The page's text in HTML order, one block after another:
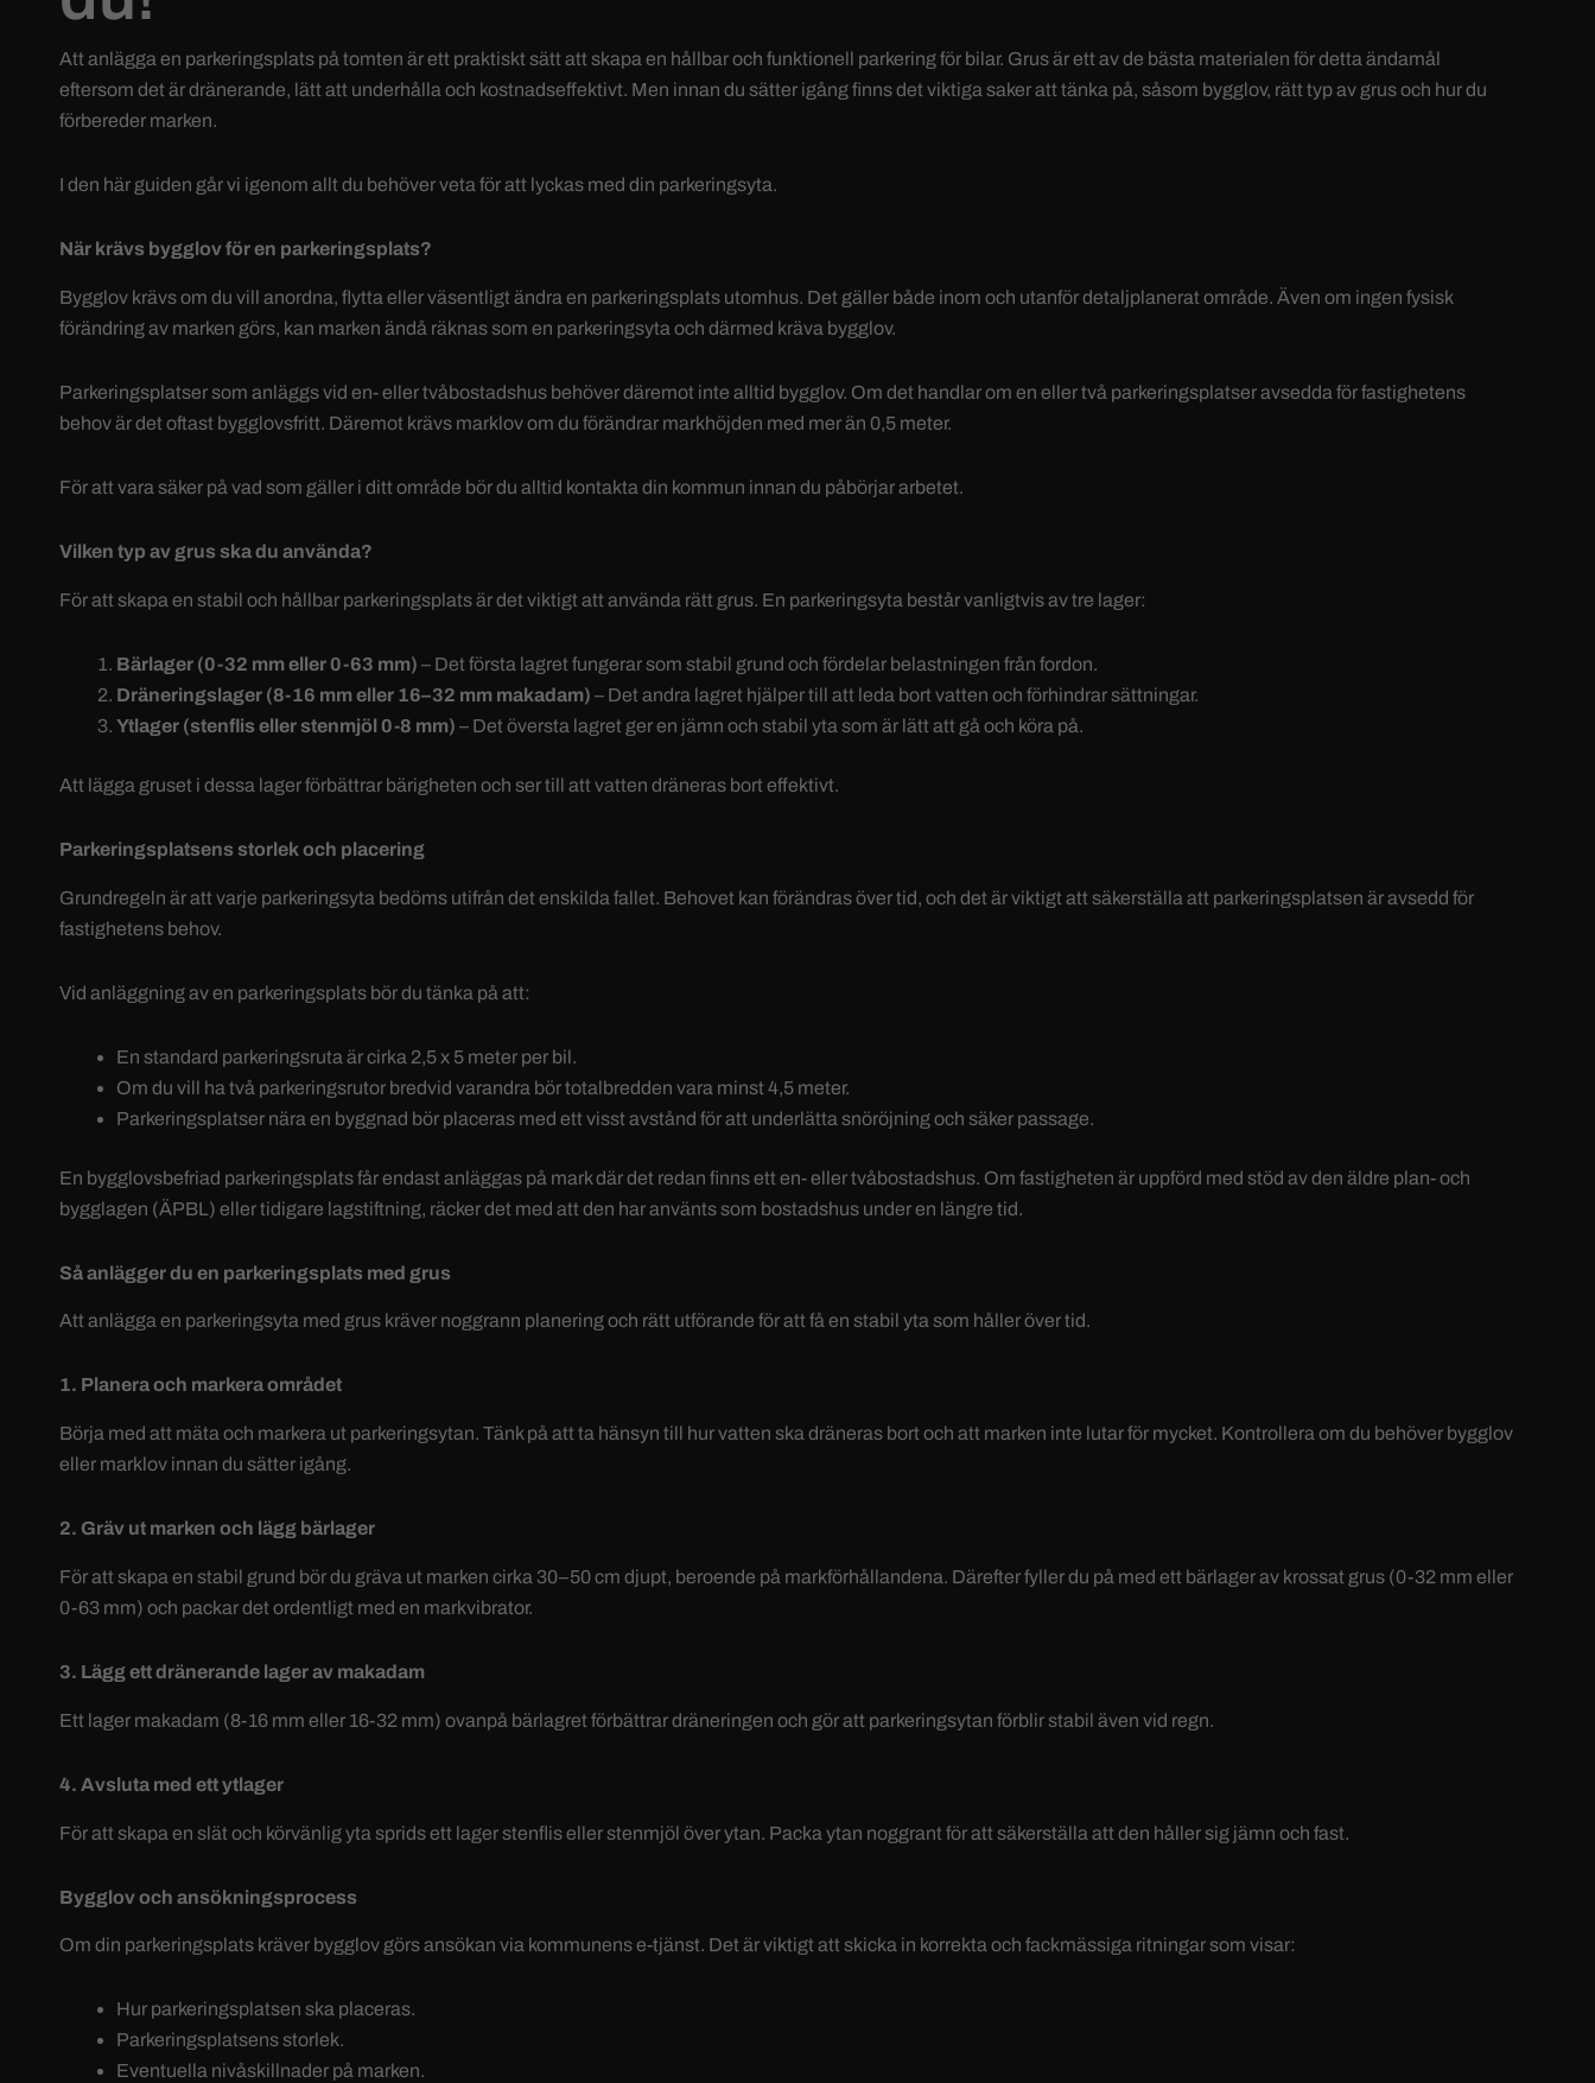
Att anlägga en parkeringsplats på tomten är ett praktiskt sätt att skapa en hållbar och funktionell parkering för bilar. Grus är ett av de bästa materialen för detta ändamål
eftersom det är dränerande, lätt att underhålla och kostnadseffektivt. Men innan du sätter igång finns det viktiga saker att tänka på, såsom bygglov, rätt typ av grus och hur du
förbereder marken.
I den här guiden går vi igenom allt du behöver veta för att lyckas med din parkeringsyta.
När krävs bygglov för en parkeringsplats?
Bygglov krävs om du vill anordna, flytta eller väsentligt ändra en parkeringsplats utomhus. Det gäller både inom och utanför detaljplanerat område. Även om ingen fysisk
förändring av marken görs, kan marken ändå räknas som en parkeringsyta och därmed kräva bygglov.
Parkeringsplatser som anläggs vid en- eller tvåbostadshus behöver däremot inte alltid bygglov. Om det handlar om en eller två parkeringsplatser avsedda för fastighetens
behov är det oftast bygglovsfritt. Däremot krävs marklov om du förändrar markhöjden med mer än 0,5 meter.
För att vara säker på vad som gäller i ditt område bör du alltid kontakta din kommun innan du påbörjar arbetet.
Vilken typ av grus ska du använda?
För att skapa en stabil och hållbar parkeringsplats är det viktigt att använda rätt grus. En parkeringsyta består vanligtvis av tre lager:
Bärlager (0-32 mm eller 0-63 mm) – Det första lagret fungerar som stabil grund och fördelar belastningen från fordon.
Dräneringslager (8-16 mmeller 16–32 mm makadam) – Det andra lagret hjälper till att leda bort vatten och förhindrar sättningar.
Ytlager (stenflis eller stenmjöl 0-8 mm) – Det översta lagret ger en jämn och stabil yta som är lätt att gå och köra på.
Att lägga gruset i dessa lager förbättrar bärigheten och ser till att vatten dräneras bort effektivt.
Parkeringsplatsens storlek och placering
Grundregeln är att varje parkeringsyta bedöms utifrån det enskilda fallet. Behovet kan förändras över tid, och det är viktigt att säkerställa att parkeringsplatsen är avsedd för
fastighetens behov.
Vid anläggning av en parkeringsplats bör du tänka på att:
En standard parkeringsruta är cirka 2,5 x 5 meter per bil.
Om du vill ha två parkeringsrutor bredvid varandra bör totalbredden vara minst 4,5 meter.
Parkeringsplatser nära en byggnad bör placeras med ett visst avstånd för att underlätta snöröjning och säker passage.
En bygglovsbefriad parkeringsplats får endast anläggas på mark där det redan finns ett en- eller tvåbostadshus. Om fastigheten är uppförd med stöd av den äldre plan- och
bygglagen (ÄPBL) eller tidigare lagstiftning, räcker det med att den har använts som bostadshus under en längre tid.
Så anlägger du en parkeringsplats med grus
Att anlägga en parkeringsyta med grus kräver noggrann planering och rätt utförande för att få en stabil yta som håller över tid.
1. Planera och markera området
Börja med att mäta och markera ut parkeringsytan. Tänk på att ta hänsyn till hur vatten ska dräneras bort och att marken inte lutar för mycket. Kontrollera om du behöver bygglov
eller marklov innan du sätter igång.
2. Gräv ut marken och lägg bärlager
För att skapa en stabil grund bör du gräva ut marken cirka 30–50 cm djupt, beroende på markförhållandena. Därefter fyller du på med ett bärlager av krossat grus (0-32 mm eller
0-63 mm) och packar det ordentligt med en markvibrator.
3. Lägg ett dränerande lager av makadam
Ett lager makadam (8-16 mm eller 16-32 mm) ovanpå bärlagret förbättrar dräneringen och gör att parkeringsytan förblir stabil även vid regn.
4. Avsluta med ett ytlager
För att skapa en slät och körvänlig yta sprids ett lager stenflis eller stenmjöl över ytan. Packa ytan noggrant för att säkerställa att den håller sig jämn och fast.
Bygglov och ansökningsprocess
Om din parkeringsplats kräver bygglov görs ansökan via kommunens e-tjänst. Det är viktigt att skicka in korrekta och fackmässiga ritningar som visar:
Hur parkeringsplatsen ska placeras.
Parkeringsplatsens storlek.
Eventuella nivåskillnader på marken.